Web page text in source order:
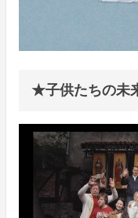
★子供たちの